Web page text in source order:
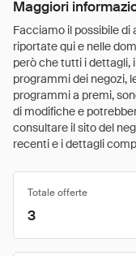
Maggiori
Facciamo il possibile
riportate qui e nelle
però che tutti i dettagli,
programmi dei negozi,
programmi a premi,
di modifiche e
consultare il sito del
recenti e i dettagli
Totale offerte
3